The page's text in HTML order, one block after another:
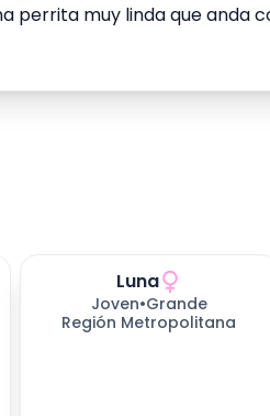
perrita muy linda que anda
Luna
Joven•Grande
Región Metropolitana